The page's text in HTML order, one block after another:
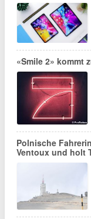
«Smile 2» kommt
Polnische
Ventoux und holt